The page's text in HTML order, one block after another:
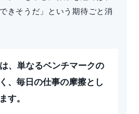
きそうだ」という期待ごと消
、単なるベンチマークの
、毎日の仕事の摩擦とし
す。